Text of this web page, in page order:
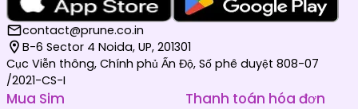
contact@prune.co.in
B-6 Sector 4 Noida, UP, 201301
Cục Viễn thông, Chính phủ Ấn Độ, Số phê duyệt 808-07
/2021-CS-I
Mua Sim Thanh toán hóa đơn